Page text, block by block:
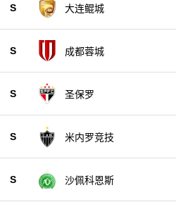
S 大连鲲城
S 成都蓉城
S 圣保罗
S 米内罗竞技
S 沙佩科恩斯